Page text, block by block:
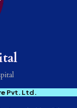
Pvt. Ltd.